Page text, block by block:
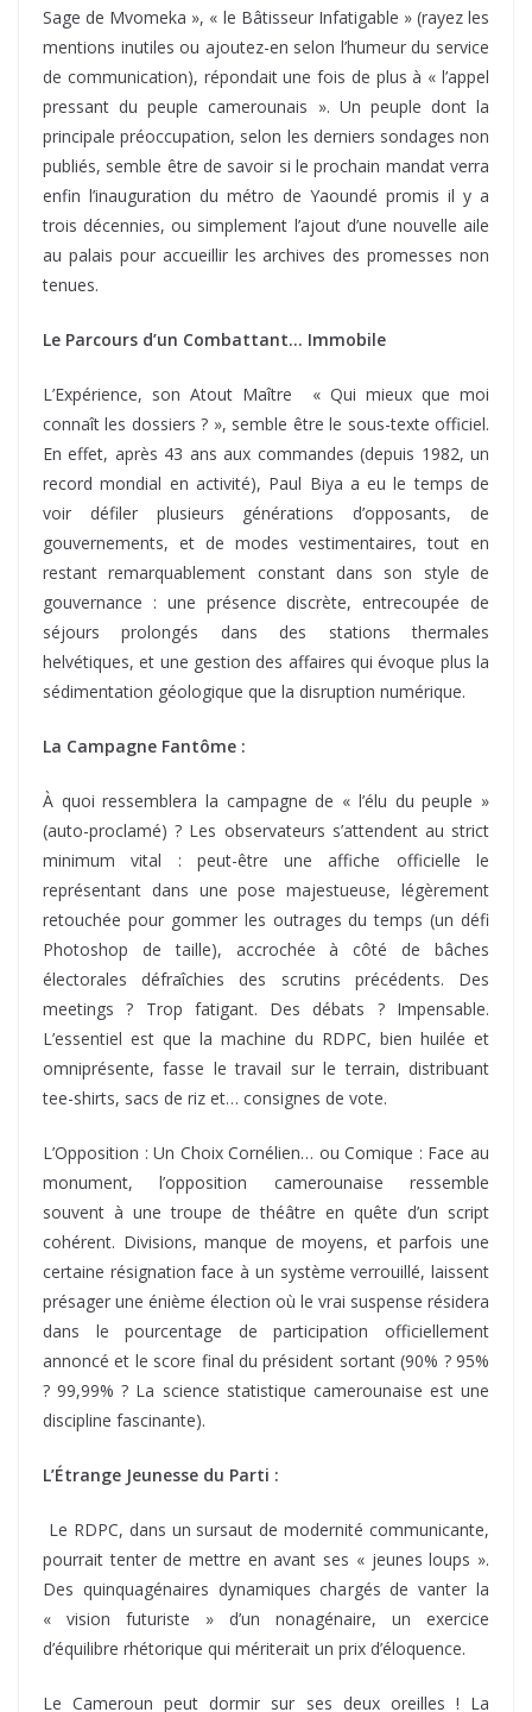
Sage de Mvomeka », « le Bâtisseur Infatigable » (rayez les
mentions inutiles ou ajoutez-en selon l’humeur du service
de communication), répondait une fois de plus à « l’appel
pressant du peuple camerounais ». Un peuple dont la
principale préoccupation, selon les derniers sondages non
publiés, semble être de savoir si le prochain mandat verra
enfin l’inauguration du métro de Yaoundé promis il y a
trois décennies, ou simplement l’ajout d’une nouvelle aile
au palais pour accueillir les archives des promesses non
tenues.
Le Parcours d’un Combattant… Immobile
L’Expérience, son Atout Maître « Qui mieux que moi
connaît les dossiers ? », semble être le sous-texte officiel.
En effet, après 43 ans aux commandes (depuis 1982, un
record mondial en activité), Paul Biya a eu le temps de
voir défiler plusieurs générations d’opposants, de
gouvernements, et de modes vestimentaires, tout en
restant remarquablement constant dans son style de
gouvernance : une présence discrète, entrecoupée de
séjours prolongés dans des stations thermales
helvétiques, et une gestion des affaires qui évoque plus la
sédimentation géologique que la disruption numérique.
La Campagne Fantôme :
À quoi ressemblera la campagne de « l’élu du peuple »
(auto-proclamé) ? Les observateurs s’attendent au strict
minimum vital : peut-être une affiche officielle le
représentant dans une pose majestueuse, légèrement
retouchée pour gommer les outrages du temps (un défi
Photoshop de taille), accrochée à côté de bâches
électorales défraîchies des scrutins précédents. Des
meetings ? Trop fatigant. Des débats ? Impensable.
L’essentiel est que la machine du RDPC, bien huilée et
omniprésente, fasse le travail sur le terrain, distribuant
tee-shirts, sacs de riz et… consignes de vote.
L’Opposition : Un Choix Cornélien… ou Comique : Face au
monument, l’opposition camerounaise ressemble
souvent à une troupe de théâtre en quête d’un script
cohérent. Divisions, manque de moyens, et parfois une
certaine résignation face à un système verrouillé, laissent
présager une énième élection où le vrai suspense résidera
dans le pourcentage de participation officiellement
annoncé et le score final du président sortant (90% ? 95%
? 99,99% ? La science statistique camerounaise est une
discipline fascinante).
L’Étrange Jeunesse du Parti :
Le RDPC, dans un sursaut de modernité communicante,
pourrait tenter de mettre en avant ses « jeunes loups ».
Des quinquagénaires dynamiques chargés de vanter la
« vision futuriste » d’un nonagénaire, un exercice
d’équilibre rhétorique qui mériterait un prix d’éloquence.
Le Cameroun peut dormir sur ses deux oreilles ! La